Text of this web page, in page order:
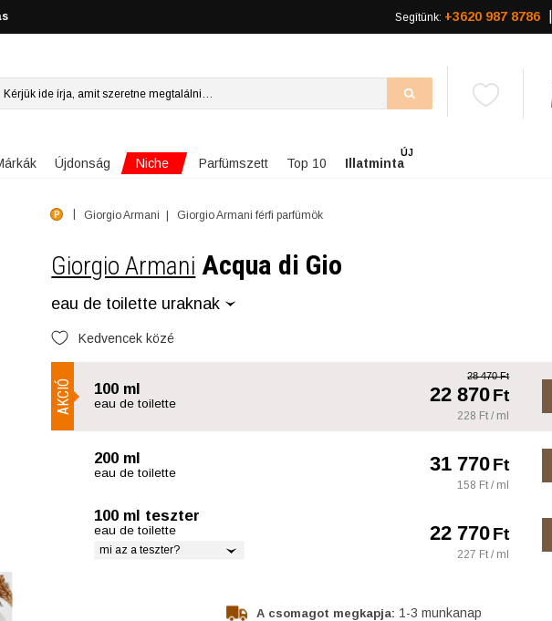
Segítünk: +3620 987 8786
Újdonság Niche Parfümszett Top 10 Illatminta
ÚJ
Giorgio Armani Giorgio Armani férfi parfümök
Giorgio Armani Acqua di Gio
eau de toilette uraknak
Kedvencek közé
AKCIÓ 100 ml
eau de toilette
28 470 Ft
22 870Ft
228 Ft / ml
200 ml
eau de toilette 31 770Ft
158 Ft / ml
100 ml teszter
eau de toilette
mi az a teszter?
22 770Ft
227 Ft / ml
A csomagot megkapja: 1-3 munkanap